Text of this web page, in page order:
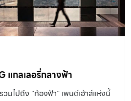
แกลเลอรี่กลางฟ้า
มไปถึง “ท้องฟ้า” เพนต์เฮ้าส์แห่งนี้